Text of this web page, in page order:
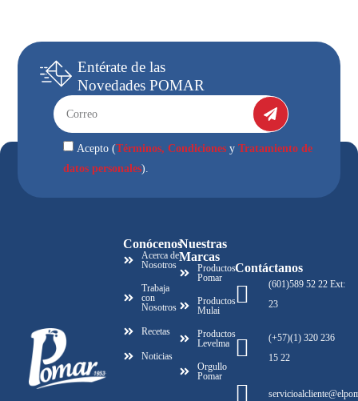
Entérate de las
NovedadesPOMAR
Acepto (Términos, Condicionesy Tratamiento de
datos personales).
Conócenos
Acerca de
Nosotros
Trabaja
con
Nosotros
Recetas
Noticias
Nuestras
Marcas
Productos
Pomar
Productos
Mulai
Productos
Levelma
Orgullo
Pomar
Contáctanos
(601)589 52 22 Ext:
23
(+57)(1) 320 236
15 22